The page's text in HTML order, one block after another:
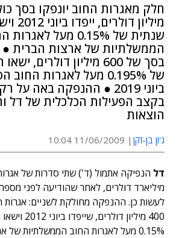
מיליון
שנתית של 0.15% מעל
הממשלתיות של ארצות הברית
בסך של 600 מיליון דולרים,
של 0.195% מעל לאגרות
ביוני 2019 ● ההנפקה באה
בקצב הפעילות הכלכלית של דל
הוצאות
ג'ון בן-זקן 11/06/2009 10:04
דל הנפיקה אתמול (ד') שתי סדרות של
מיליארד דולרים, לאחר שהודיעה לפני
לעשות כן. ההנפקה מחולקת לשניים: אגרות
400 מיליון
0.15% מעל לאגרות החוב הממשלתיות